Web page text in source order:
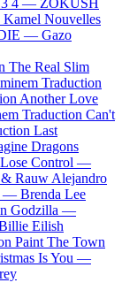
Kamel Nouvelles
— Gazo
The Real Slim
Traduction
Another Love
Traduction Can't
Last
Dragons
Control —
Rauw Alejandro
— Brenda Lee
Godzilla —
Eilish
Paint The Town
Is You —